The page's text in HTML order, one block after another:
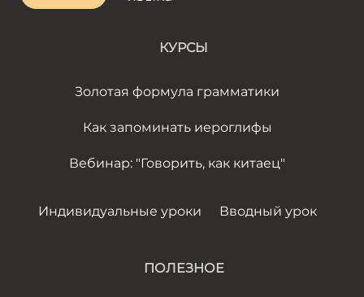
КУРСЫ
Золотая формула грамматики
Как запоминать иероглифы
Вебинар: "Говорить, как китаец"
Индивидуальные уроки Вводный урок
ПОЛЕЗНОЕ